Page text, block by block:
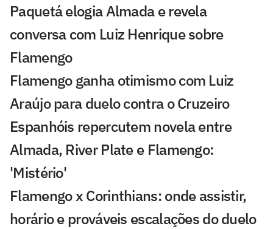
Paquetá elogia Almada e revela
conversa com Luiz Henrique sobre
Flamengo
Flamengo ganha otimismo com Luiz
Araújo para duelo contra o Cruzeiro
Espanhóis repercutem novela entre
Almada, River Plate e Flamengo:
'Mistério'
Flamengo x Corinthians: onde assistir,
horário e prováveis escalações do duelo